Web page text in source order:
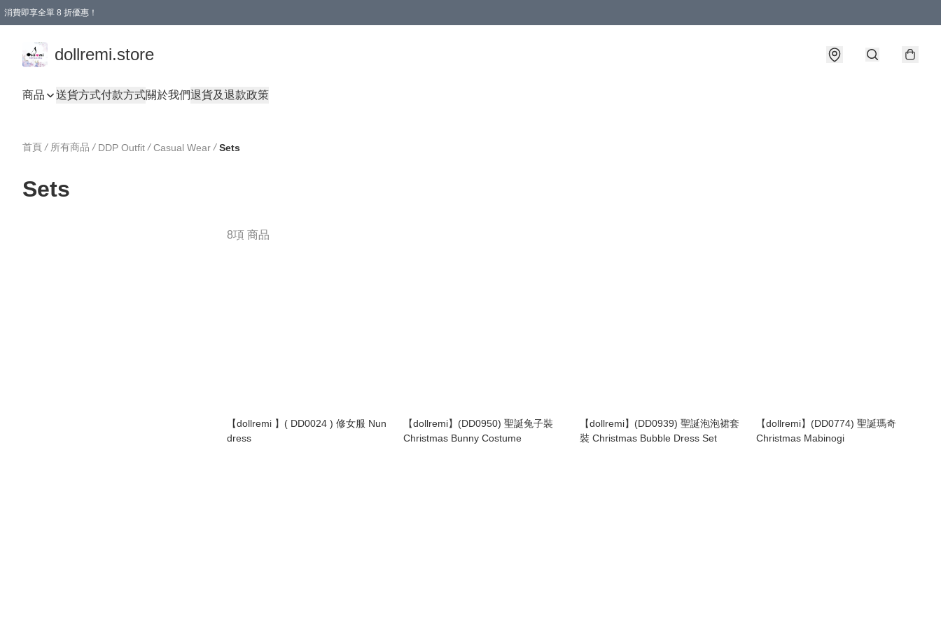
消費即享全單 8 折優惠！
dollremi.store
商品 送貨方式付款方式關於我們退貨及退款政策
首頁 / 所有商品 / DDP Outfit / Casual Wear / Sets
Sets
8項 商品
【dollremi 】( DD0024 ) 修女服 Nun
dress
【dollremi】(DD0950) 聖誕兔子裝
Christmas Bunny Costume
【dollremi】(DD0939) 聖誕泡泡裙套
裝 Christmas Bubble Dress Set
【dollremi】(DD0774) 聖誕瑪奇
Christmas Mabinogi